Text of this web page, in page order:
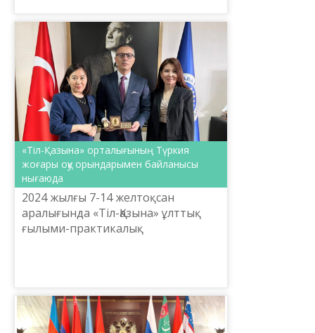
деңгейге сәйкестендірілген нақты
жүйесін жинақтап, А1, А2, В1, ...
«Тіл-Қазына» орталығының Түркия
жоғары оқу орындарымен байланысы
нығаюда
2024 жылғы 7-14 желтоқсан
аралығында «Тіл-Қазына» ұлттық
ғылыми-практикалық